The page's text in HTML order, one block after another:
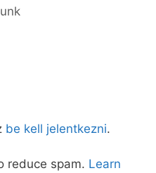
be kell jelentkezni.
reduce spam. Learn